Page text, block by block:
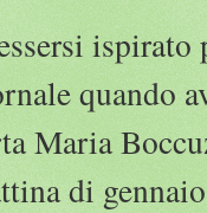
ispirato
quando
Maria
di